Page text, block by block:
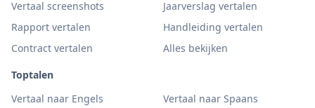
Vertaal screenshots
Jaarverslag vertalen
Rapport vertalen
Handleiding vertalen
Contract vertalen
Alles bekijken
Toptalen
Vertaal naar Engels
Vertaal naar Spaans